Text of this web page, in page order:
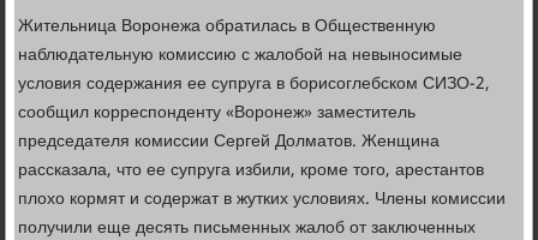
Жительница Воронежа обратилась в Общественную
наблюдательную комиссию с жалобой на невыносимые
условия содержания ее супруга в борисоглебском СИЗО-2,
сообщил корреспонденту «Воронеж» заместитель
председателя комиссии Сергей Долматов. Женщина
рассказала, что ее супруга избили, кроме того, арестантов
плохо кормят и содержат в жутких условиях. Члены комиссии
получили еще десять письменных жалоб от заключенных